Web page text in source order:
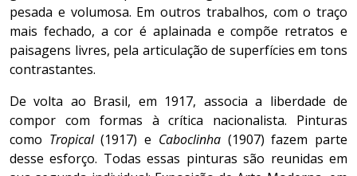
pesada e volumosa. Em outros trabalhos, com o traço
mais fechado, a cor é aplainada e compõe retratos e
paisagens livres, pela articulação de superfícies em tons
contrastantes.
De volta ao Brasil, em 1917, associa a liberdade de
compor com formas à crítica nacionalista. Pinturas
como Tropical(1917) e Caboclinha (1907) fazem parte
desse esforço. Todas essas pinturas são reunidas em